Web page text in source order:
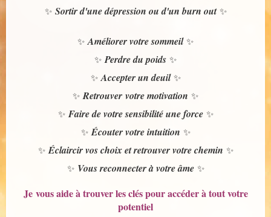
✨ Sortir d'une dépression ou d'un burn out ✨
✨Améliorer votre sommeil ✨
✨Perdre du poids ✨
✨ Accepter un deuil ✨
✨ Retrouver votre motivation ✨
✨ Faire de votre sensibilité une force ✨
✨ Écouter votre intuition ✨
✨ Éclaircir vos choix et retrouver votre chemin ✨
✨ Vous reconnecter à votre âme ✨
Je vous aide à trouver les clés pour accéder à tout votre
potentiel